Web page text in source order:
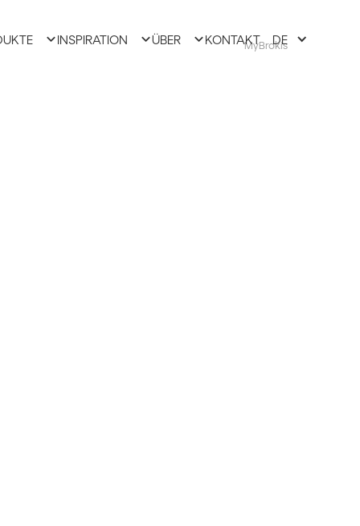
MyBrokis
INSPIRATION ÜBER KONTAKT DE